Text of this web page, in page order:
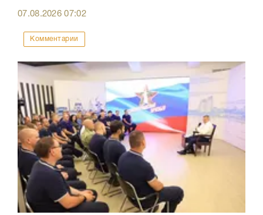
07.08.202607:02
Комментарии